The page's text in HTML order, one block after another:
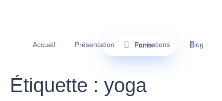
Accueil Présentation Formations Blog
Panier
Étiquette : yoga